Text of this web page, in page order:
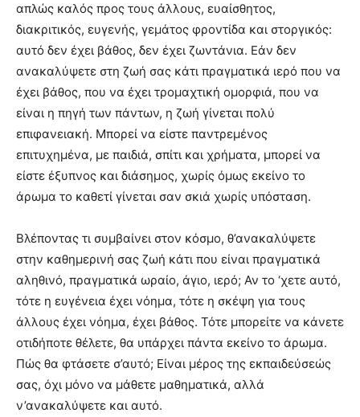
απλώς καλός προς τους άλλους, ευαίσθητος,
διακριτικός, ευγενής, γεμάτος φροντίδα και στοργικός:
αυτό δεν έχει βάθος, δεν έχει ζωντάνια. Εάν δεν
ανακαλύψετε στη ζωή σας κάτι πραγματικά ιερό που να
έχει βάθος, που να έχει τρομαχτική ομορφιά, που να
είναι η πηγή των πάντων, η ζωή γίνεται πολύ
επιφανειακή. Μπορεί να είστε παντρεμένος
επιτυχημένα, με παιδιά, σπίτι και χρήματα, μπορεί να
είστε έξυπνος και διάσημος, χωρίς όμως εκείνο το
άρωμα το καθετί γίνεται σαν σκιά χωρίς υπόσταση.
Βλέποντας τι συμβαίνει στον κόσμο, θ’ανακαλύψετε
στην καθημερινή σας ζωή κάτι που είναι πραγματικά
αληθινό, πραγματικά ωραίο, άγιο, ιερό; Αν το ‘χετε αυτό,
τότε η ευγένεια έχει νόημα, τότε η σκέψη για τους
άλλους έχει νόημα, έχει βάθος. Τότε μπορείτε να κάνετε
οτιδήποτε θέλετε, θα υπάρχει πάντα εκείνο το άρωμα.
Πώς θα φτάσετε σ’αυτό; Είναι μέρος της εκπαιδεύσεώς
σας, όχι μόνο να μάθετε μαθηματικά, αλλά
ν’ανακαλύψετε και αυτό.